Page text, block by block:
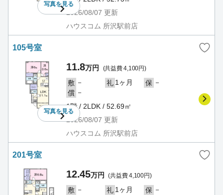
写真を見る
2026/08/07 更新
ハウスコム 所沢駅前店
105号室
写真を見る
11.8万円 (共益費 4,100円)
敷 － 礼 1ヶ月 保 －
償 －
1階 / 2LDK / 52.69㎡
2026/08/07 更新
ハウスコム 所沢駅前店
201号室
12.45万円 (共益費 4,100円)
敷 － 礼 1ヶ月 保 －